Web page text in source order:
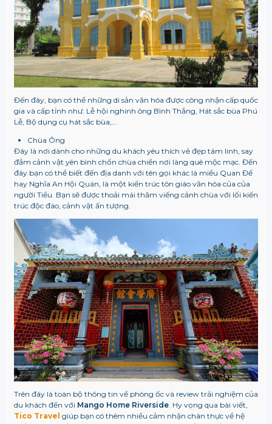
Đến đây, bạn có thể những di sản văn hóa được công nhận cấp quốc
gia và cấp tỉnh như: Lễ hội nghinh ông Bình Thắng, Hát sắc bùa Phú
Lễ, Bộ dụng cụ hát sắc bùa,…
Chùa Ông
Đây là nơi dành cho những du khách yêu thích vẻ đẹp tâm linh, say
đắm cảnh vật yên bình chốn chùa chiền nơi làng quê mộc mạc. Đến
đây bạn có thể biết đến địa danh với tên gọi khác là miếu Quan Đế
hay Nghĩa An Hội Quán, là một kiến trúc tôn giáo văn hóa của của
người Tiều. Bạn sẽ được thoải mái thăm viếng cảnh chùa với lối kiến
trúc độc đáo, cảnh vật ấn tượng.
Trên đây là toàn bộ thông tin về phòng ốc và review trải nghiệm của
du khách đến với Mango Home Riverside. Hy vọng qua bài viết,
Tico Travel giúp bạn có thêm nhiều cảm nhận chân thực về hệ